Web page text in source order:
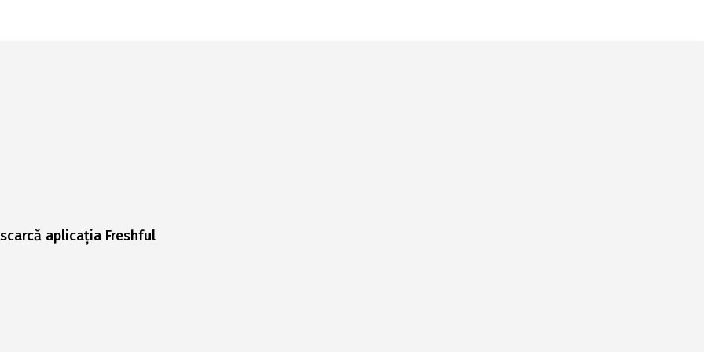
aplicația Freshful